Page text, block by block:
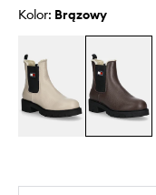
Kolor: brązowy